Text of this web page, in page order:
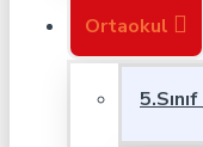
Ortaokul
5.Sınıf